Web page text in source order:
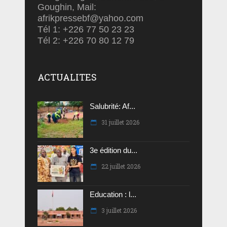
Goughin, Mail:
afrikpressebf@yahoo.com
Tél 1: +226 77 50 23 23
Tél 2: +226 70 80 12 79
ACTUALITES
Salubrité: Af...
31 juillet 2026
3e édition du...
22 juillet 2026
Education : l...
3 juillet 2026